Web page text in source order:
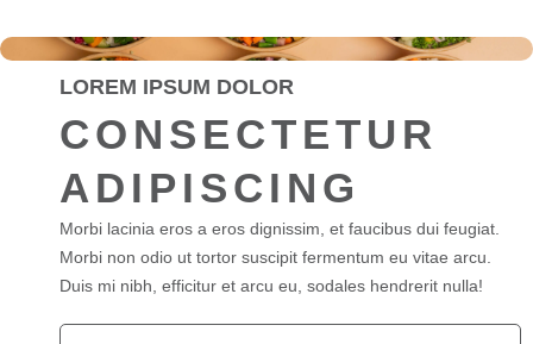
LOREM IPSUM DOLOR
CONSECTETUR
ADIPISCING
Morbi lacinia eros a eros dignissim, et faucibus dui feugiat.
Morbi non odio ut tortor suscipit fermentum eu vitae arcu.
Duis mi nibh, efficitur et arcu eu, sodales hendrerit nulla!